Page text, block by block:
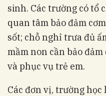
sinh. Các trường có tổ
quan tâm bảo đảm
sốt; chỗ nghỉ trưa đủ
mầm non cần bảo đảm
và phục vụ trẻ em.
Các đơn vị, trường học